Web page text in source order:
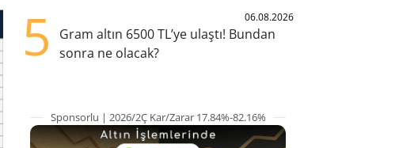
5 06.08.2026
Gram altın 6500 TL’ye ulaştı! Bundan
sonra ne olacak?
Sponsorlu | 2026/2Ç Kar/Zarar 17.84%-82.16%